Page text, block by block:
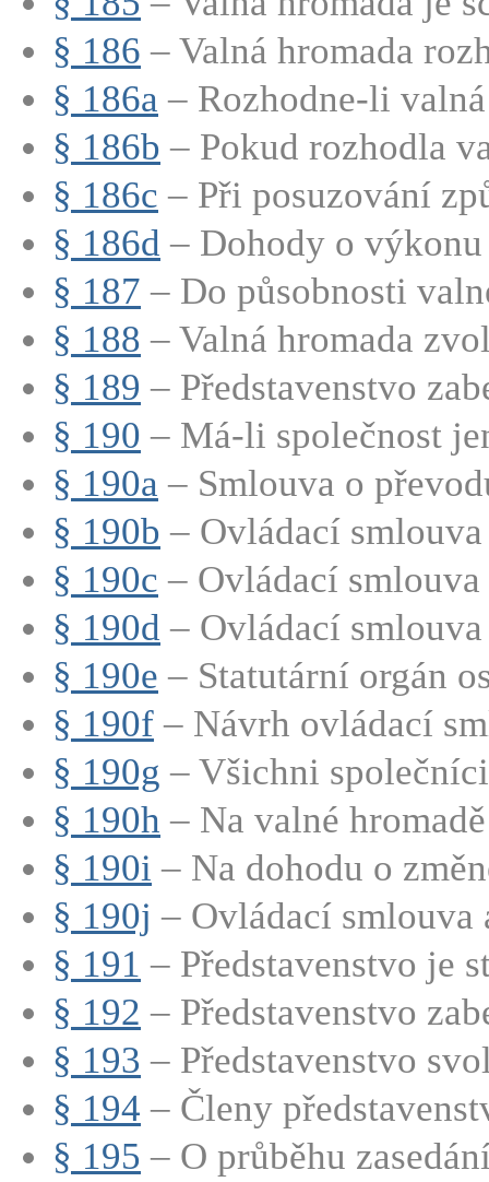
§ 186 – Valná hromada
§ 186a – Rozhodne-li
§ 186b – Pokud rozhodla
§ 186c – Při posuzování
§ 186d – Dohody o
§ 187 – Do působnosti
§ 188 – Valná hromada
§ 189 – Představenstvo
§ 190 – Má-li společnost
§ 190a – Smlouva o
§ 190b – Ovládací smlouva
§ 190c – Ovládací
§ 190d – Ovládací
§ 190e – Statutární orgán
§ 190f – Návrh ovládací
§ 190g – Všichni
§ 190h – Na valné
§ 190i – Na dohodu o
§ 190j – Ovládací smlouva
§ 191 – Představenstvo je
§ 192 – Představenstvo
§ 193 – Představenstvo
§ 194 – Členy
§ 195 – O průběhu